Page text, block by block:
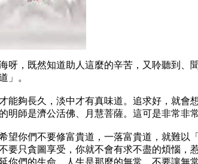
，既然知道助人這麼的辛苦，又聆聽到、
」。
夠長久，淡中才有真味道。追求好，就會
師是濟公活佛、月慧菩薩。這可是非常非
你們不要修富貴道，一落富貴道，就難以
只貪圖享受，你就不會有求不盡的煩惱，
們的生命，人生是那麼的無常，不要讓無